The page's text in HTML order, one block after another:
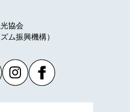
協会
ム振興機構）